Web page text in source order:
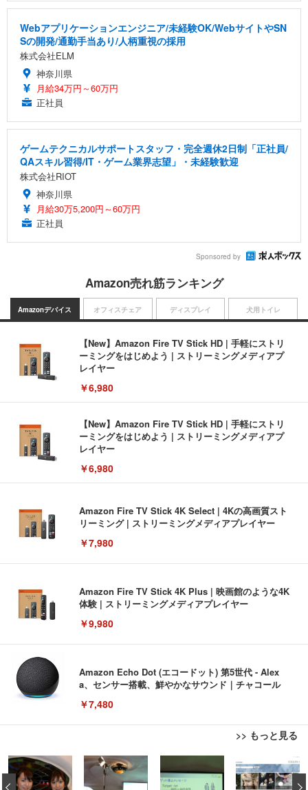
Webアプリケーションエンジニア/未経験OK/WebサイトやSN
Sの開発/通勤手当あり/人柄重視の採用
株式会社ELM
神奈川県
月給34万円～60万円
正社員
ゲームテクニカルサポートスタッフ・完全週休2日制「正社員/
QAスキル習得/IT・ゲーム業界志望」・未経験歓迎
株式会社RIOT
神奈川県
月給30万5,200円～60万円
正社員
Sponsored by
Amazon売れ筋ランキング
Amazonデバイス
【New】Amazon Fire TV Stick HD | 手軽にストリ
ーミングをはじめよう | ストリーミングメディアプ
レイヤー
￥6,980
【New】Amazon Fire TV Stick HD | 手軽にストリ
ーミングをはじめよう | ストリーミングメディアプ
レイヤー
￥6,980
Amazon Fire TV Stick 4K Select | 4Kの高画質スト
リーミング | ストリーミングメディアプレイヤー
￥7,980
Amazon Fire TV Stick 4K Plus | 映画館のような4K
体験 | ストリーミングメディアプレイヤー
￥9,980
Amazon Echo Dot (エコードット) 第5世代 - Alex
a、センサー搭載、鮮やかなサウンド｜チャコール
￥7,480
>> もっと見る
オフィスチェア
[EdoErgo] オフィスチェア 椅子 テレワーク 疲れな
い 跳ね上げ式アームレスト コンパクト 約105度ロッ
ディスプレイ
EIZO ビジネス向けプレミアムモニター | FlexScan
EV3240X-WT | 31.5型4K UHD・USB Type-C・ホワ
犬用トイレ
Amazonベーシック ペットシーツ 薄型 レギュラー 1
回使い捨て 無香料 ホワイト 300枚